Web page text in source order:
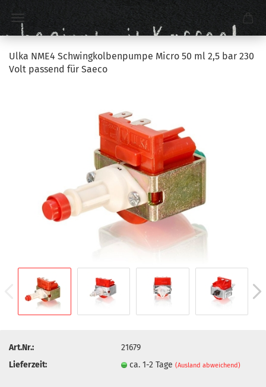
Ulka NME4 Schwingkolbenpumpe Micro 50 ml 2,5 bar 230
Volt passend für Saeco
Art.Nr.:
21679
Lieferzeit:
ca. 1-2 Tage(Ausland abweichend)